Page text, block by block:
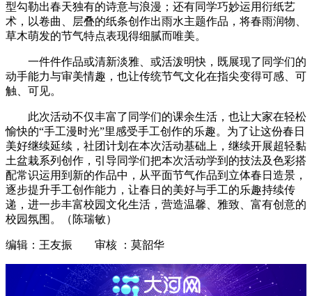
型勾勒出春天独有的诗意与浪漫；还有同学巧妙运用衍纸艺
术，以卷曲、层叠的纸条创作出雨水主题作品，将春雨润物、
草木萌发的节气特点表现得细腻而唯美。
一件件作品或清新淡雅、或活泼明快，既展现了同学们的
动手能力与审美情趣，也让传统节气文化在指尖变得可感、可
触、可见。
此次活动不仅丰富了同学们的课余生活，也让大家在轻松
愉快的“手工漫时光”里感受手工创作的乐趣。为了让这份春日
美好继续延续，社团计划在本次活动基础上，继续开展超轻黏
土盆栽系列创作，引导同学们把本次活动学到的技法及色彩搭
配常识运用到新的作品中，从平面节气作品到立体春日造景，
逐步提升手工创作能力，让春日的美好与手工的乐趣持续传
递，进一步丰富校园文化生活，营造温馨、雅致、富有创意的
校园氛围。（陈瑞敏）
编辑：王友振 审核 ：莫韶华